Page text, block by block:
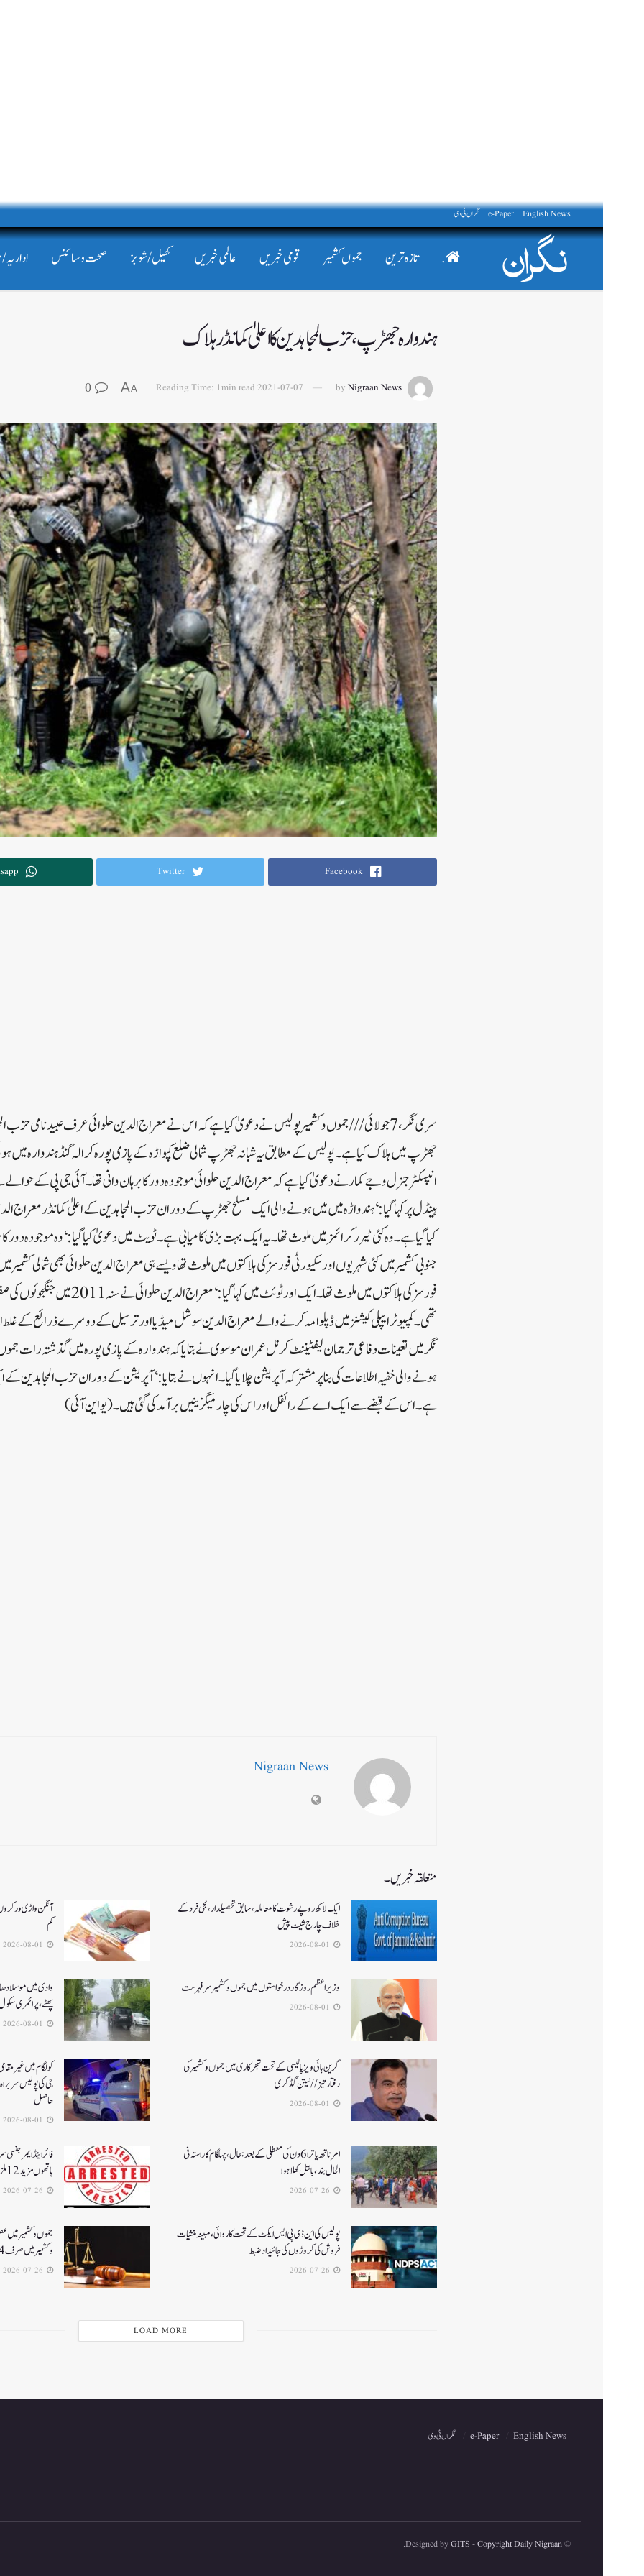
English News
e-Paper نگراں ٹی وی
. تازہ ترین جموں کشمیر قومی خبریں عالمی خبریں کھیل/شوبز صحت و سائنس
ہندوارہ جھڑپ، حزب المجاہدین کا اعلیٰ کمانڈر ہلاک
by Nigraan News
2021-07-07
Reading Time: 1min read
A
A
Facebook
Twitter
سری نگر، 7 جولائی/// جموں و کشمیر پولیس نے دعویٰ کیا ہے کہ اس نے معراج الدین حلوائی عرف عبید نامی حزب
جھڑپ میں ہلاک کیا ہے۔پولیس کے مطابق یہ شبانہ جھڑپ شمالی ضلع کپواڑہ کے پازی پورہ کرالہ گنڈ ہندوارہ
انپسکٹر جنرل وجے کمار نے دعویٰ کیا ہے کہ معراج الدین حلوائی موجودہ دور کا برہان وانی تھا۔آئی جی پی کے
ہینڈل پر کہا گیا: ‘ہندواڑہ میں میں ہونے والی ایک مسلح جھڑپ کے دوران حزب المجاہدین کے اعلیٰ کمانڈر معراج
کیا گیا ہے۔ وہ کئی ٹیرر کرائمز میں ملوث تھا۔ یہ ایک بہت بڑی کامیابی ہے۔ٹویٹ میں دعویٰ کیا گیا: ‘وہ موجودہ دور کا
جنوبی کشمیر میں کئی شہریوں اور سکیورٹی فورسز کی ہلاکتوں میں ملوث تھا ویسے ہی معراج الدین حلوائی بھی شمالی کشمیر
فورسز کی ہلاکتوں میں ملوث تھا۔ایک اور ٹوئٹ میں
تھی۔ کمپیوٹر ایپلی کیشنز میں ڈپلوامہ کرنے والے معراج الدین سوشل میڈیا اور ترسیل کے دوسرے ذرائع کے
نگر میں تعینات دفاعی ترجمان لیفٹیننٹ کرنل عمران موسوی نے بتایا کہ ہندوارہ کے پازی پورہ میں گذشتہ رات
ہونے والی خفیہ اطلاعات کی بنا پر مشترکہ آپریشن چلایا گیا۔انہوں نے بتایا: ‘آپریشن کے دوران حزب المجاہدین
ہے۔ اس کے قبضے سے ایک اے کے رائفل اور اس کی چار میگزینیں برآمد کی گئی ہیں۔ (یو این آئی)
Nigraan News
متعلقہ خبریں۔
ایک لاکھ روپے رشوت کا معاملہ،سابق تحصیلدار، نجی فرد کے
خلاف چارج شیٹ پیش
آنگن واڑی ورکروں
کم
وزیر اعظم روزگار درخواستوں میں جموں و کشمیر سرفہرست
وادی میں
پھٹے، پرائمری
گرین ہائی ویز پالیسی کے تحت شجرکاری میں جموں و کشمیر کی
رفتار تیز// نیتن گڈکری
جی کی پولیس
حاصل
امرناتھ یاترا 6دن کی معطلی کے بعد بحال،پہلگام کا راستہ فی
الحال بند، بالتل کھلا ہوا
فائر اینڈ
ہاتھوں مزید 12 ملزمان گرفتار
پولیس کی این ڈی پی ایس ایکٹ کے تحت کاروائی، مبینہ منشیات
فروش کی کروڑوں کی جائیداد ضبط
جموں و کشمیر میں
و کشمیر میں صرف 4 فاسٹ ٹریک سپیشل عدالتیں فعال
LOAD MORE
English News
e-Paper نگراں ٹی وی
© Designed by
GITS -Copyright Daily Nigraan
.